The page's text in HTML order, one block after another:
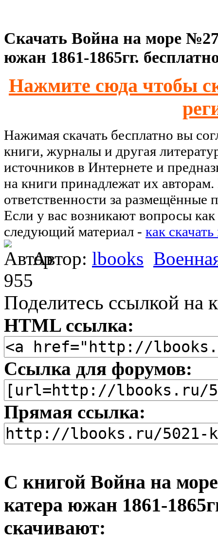
Скачать Война на море
южан 1861-1865гг.
Нажмите сюда чтобы
Нажимая скачать бесплатно вы
книги, журналы и другая
источников в Интернете и
на книги принадлежат их
ответственности за размещённые
Если у вас возникают вопросы как
следующий материал - как
Автор: lbooks
955
Поделитесь ссылкой на
HTML ссылка:
Ссылка для форумов:
Прямая ссылка:
С книгой Война на
катера южан 1861-
скачивают: